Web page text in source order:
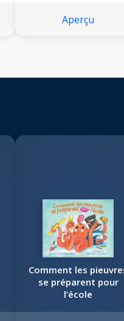
Aperçu
Comment les
se préparent pour
l’école